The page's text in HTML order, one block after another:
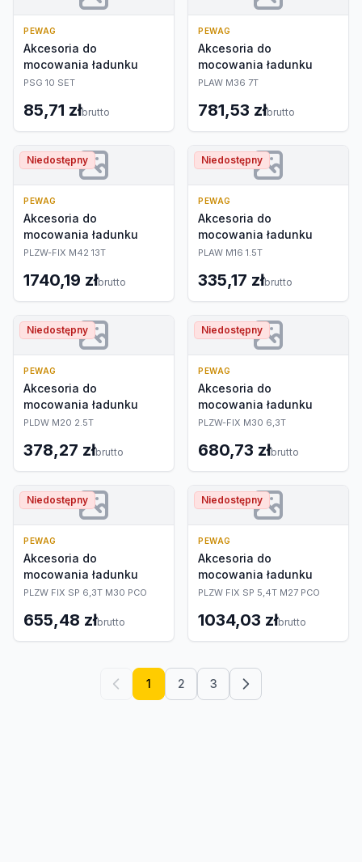
PEWAG
Akcesoria do
mocowania ładunku
PSG 10 SET
85,71 złbrutto
PEWAG
Akcesoria do
mocowania ładunku
PLAW M36 7T
781,53 złbrutto
Niedostępny
PEWAG
Akcesoria do
mocowania ładunku
PLZW-FIX M42 13T
1740,19 złbrutto
Niedostępny
PEWAG
Akcesoria do
mocowania ładunku
PLAW M16 1.5T
335,17 złbrutto
Niedostępny
PEWAG
Akcesoria do
mocowania ładunku
PLDW M20 2.5T
378,27 złbrutto
Niedostępny
PEWAG
Akcesoria do
mocowania ładunku
PLZW-FIX M30 6,3T
680,73 złbrutto
Niedostępny
PEWAG
Akcesoria do
mocowania ładunku
PLZW FIX SP 6,3T M30 PCO
655,48 złbrutto
Niedostępny
PEWAG
Akcesoria do
mocowania ładunku
PLZW FIX SP 5,4T M27 PCO
1034,03 złbrutto
1 2 3